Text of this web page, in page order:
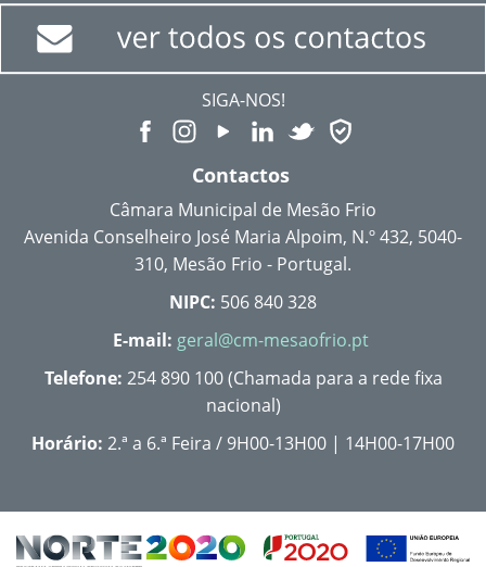
SIGA-NOS!
Contactos
Câmara Municipal de Mesão Frio
Avenida Conselheiro José Maria Alpoim, N.º 432, 5040-
310, Mesão Frio - Portugal.
NIPC: 506 840 328
E-mail: geral@cm-mesaofrio.pt
Telefone: 254 890 100 (Chamada para a rede fixa
nacional)
Horário: 2.ª a 6.ª Feira / 9H00-13H00 | 14H00-17H00